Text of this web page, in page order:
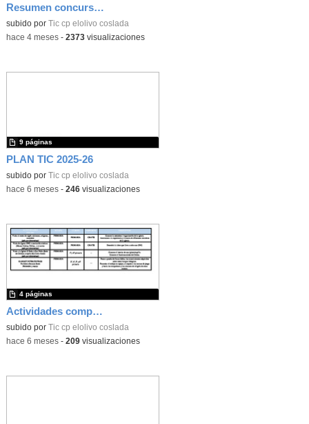
Resumen concurso de recetas de los abuelos CEIP El Olivo 2025/26
subido por Tic cp elolivo coslada
-hace 4 meses- 2373visualizaciones
PLAN TIC 2025-26
subido por Tic cp elolivo coslada
9 páginas
-hace 6 meses- 246visualizaciones
Actividades complementarias
subido por Tic cp elolivo coslada
4 páginas
-hace 6 meses- 209visualizaciones